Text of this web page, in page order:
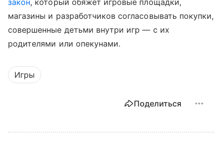
магазины и разработчиков согласовывать покупки,
совершенные детьми внутри игр — с их
родителями или опекунами.
Игры
Поделиться